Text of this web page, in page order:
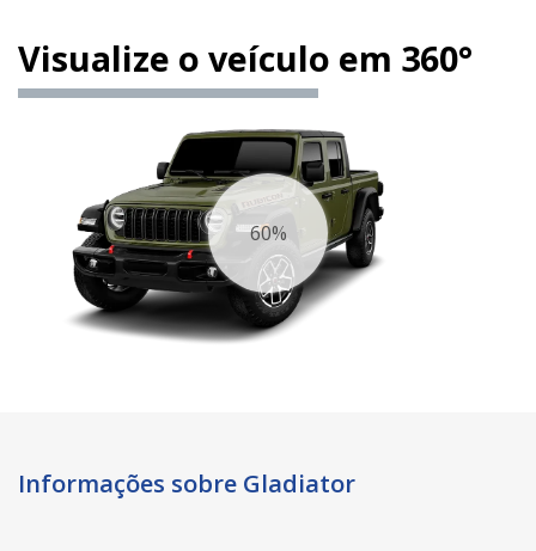
Visualize o veículo em 360°
67%
Informações sobre Gladiator